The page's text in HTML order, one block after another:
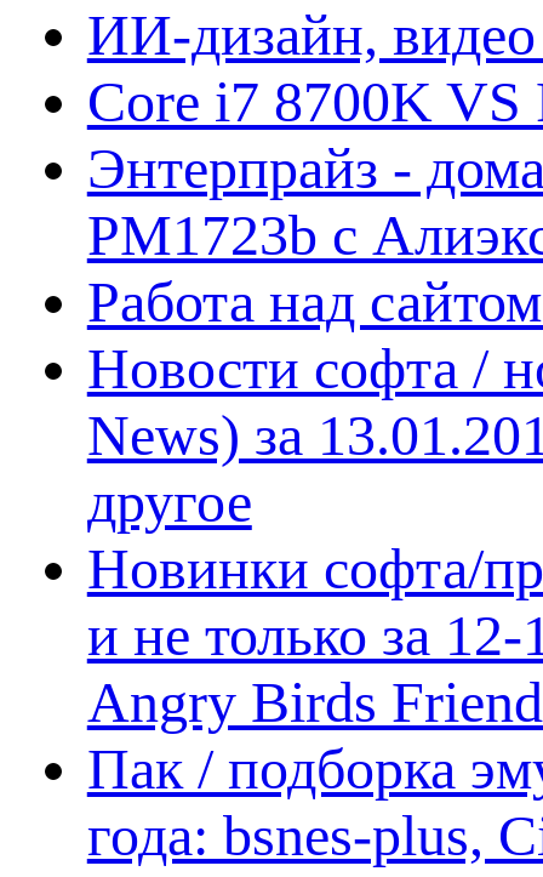
ИИ-дизайн,
Core i7 8700K VS
Энтерпрайз -
PM1723b с
Работа над
Новости софта /
News) за
другое
Новинки софта/
и не только за
Angry Birds
Пак / подборка
года: bsnes-plus,